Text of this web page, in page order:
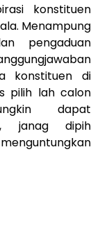
konstituen
Menampung
pengaduan
konstituen di
pilih lah calon
dapat
janag dipih